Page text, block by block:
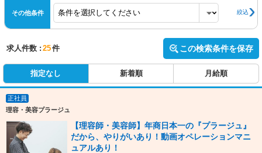
その他条件 絞込
求人件数 : 25件 この検索条件を保存
指定なし 新着順 月給順
正社員
理容・美容プラージュ
【理容師・美容師】年商日本一の『プラージュ』
だから、やりがいあり！動画オペレーションマニ
ュアルあり！